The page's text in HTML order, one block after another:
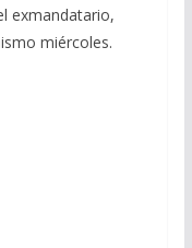
exmandatario,
miércoles.